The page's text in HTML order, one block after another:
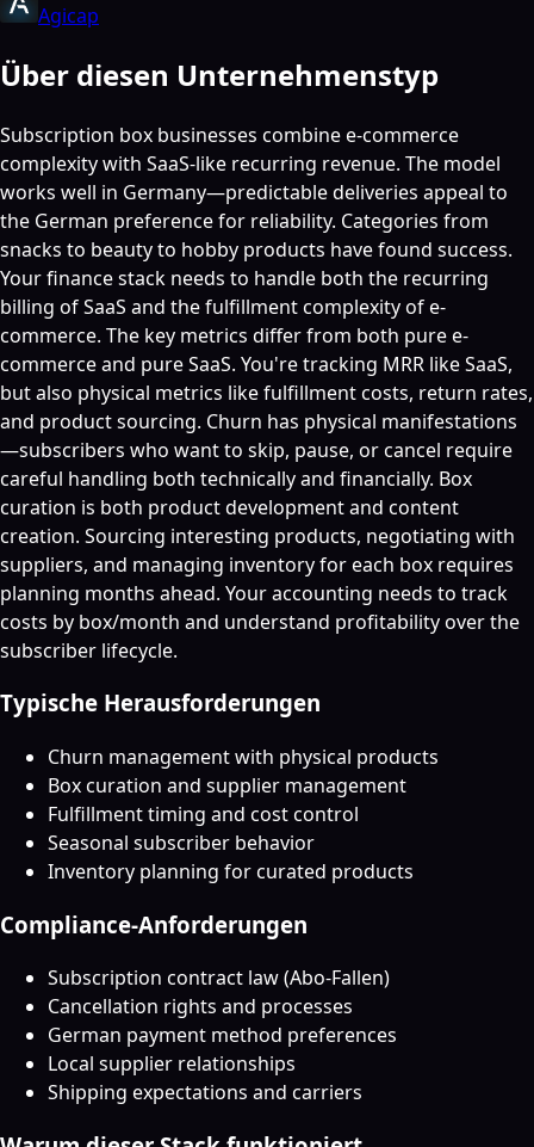
Agicap
Über diesen Unternehmenstyp
Subscription box businesses combine e-commerce
complexity with SaaS-like recurring revenue. The model
works well in Germany—predictable deliveries appeal to
the German preference for reliability. Categories from
snacks to beauty to hobby products have found success.
Your finance stack needs to handle both the recurring
billing of SaaS and the fulfillment complexity of e-
commerce. The key metrics differ from both pure e-
commerce and pure SaaS. You're tracking MRR like SaaS,
but also physical metrics like fulfillment costs, return rates,
and product sourcing. Churn has physical manifestations
—subscribers who want to skip, pause, or cancel require
careful handling both technically and financially. Box
curation is both product development and content
creation. Sourcing interesting products, negotiating with
suppliers, and managing inventory for each box requires
planning months ahead. Your accounting needs to track
costs by box/month and understand profitability over the
subscriber lifecycle.
Typische Herausforderungen
Churn management with physical products
Box curation and supplier management
Fulfillment timing and cost control
Seasonal subscriber behavior
Inventory planning for curated products
Compliance-Anforderungen
Subscription contract law (Abo-Fallen)
Cancellation rights and processes
German payment method preferences
Local supplier relationships
Shipping expectations and carriers